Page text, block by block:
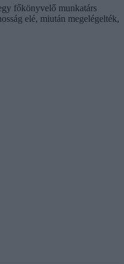
főkönyvelő munkatárs
elé, miután megelégelték,